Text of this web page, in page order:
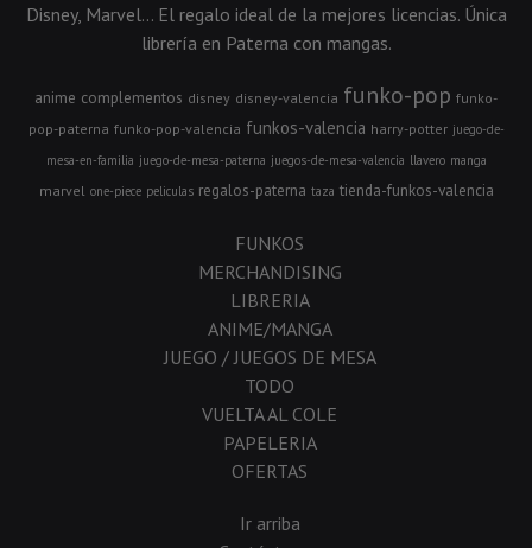
Disney, Marvel... El regalo ideal de la mejores licencias. Única
librería en Paterna con mangas.
anime complementos disney disney-valencia funko-pop funko-
pop-paterna funko-pop-valencia funkos-valencia harry-potter juego-de-
mesa-en-familia juego-de-mesa-paterna juegos-de-mesa-valencia llavero manga
marvel one-piece peliculas regalos-paterna taza tienda-funkos-valencia
FUNKOS
MERCHANDISING
LIBRERIA
ANIME/MANGA
JUEGO / JUEGOS DE MESA
TODO
VUELTA AL COLE
PAPELERIA
OFERTAS
Ir arriba